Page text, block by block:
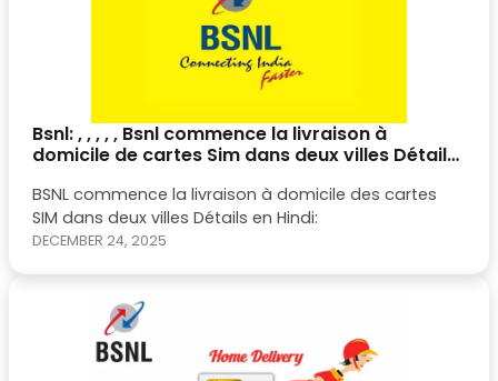
Bsnl: , , , , , Bsnl commence la livraison à
domicile de cartes Sim dans deux villes Détails
BSNL commence la livraison à domicile des cartes
SIM dans deux villes Détails en Hindi:
DECEMBER 24, 2025